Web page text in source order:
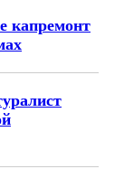
капремонт